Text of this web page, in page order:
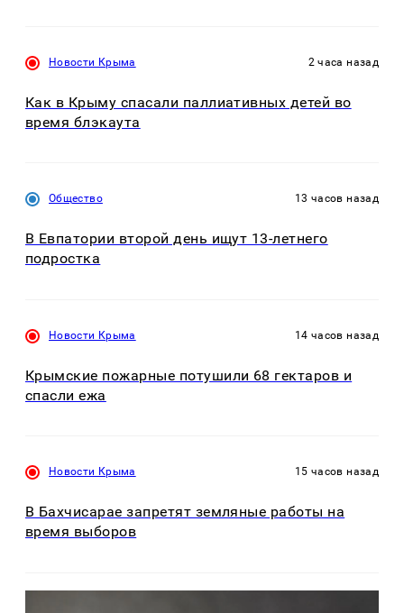
Новости Крыма 2 часа назад
Как в Крыму спасали паллиативных детей во
время блэкаута
Общество 13 часов назад
В Евпатории второй день ищут 13-летнего
подростка
Новости Крыма 14 часов назад
Крымские пожарные потушили 68 гектаров и
спасли ежа
Новости Крыма 15 часов назад
В Бахчисарае запретят земляные работы на
время выборов